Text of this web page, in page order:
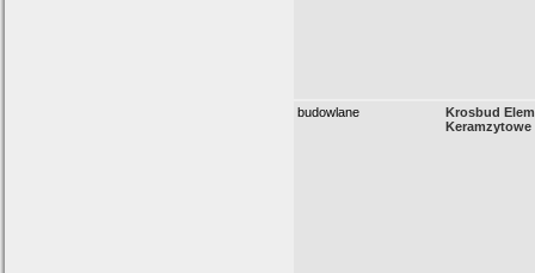
budowlane
Krosbud
Keramzytowe